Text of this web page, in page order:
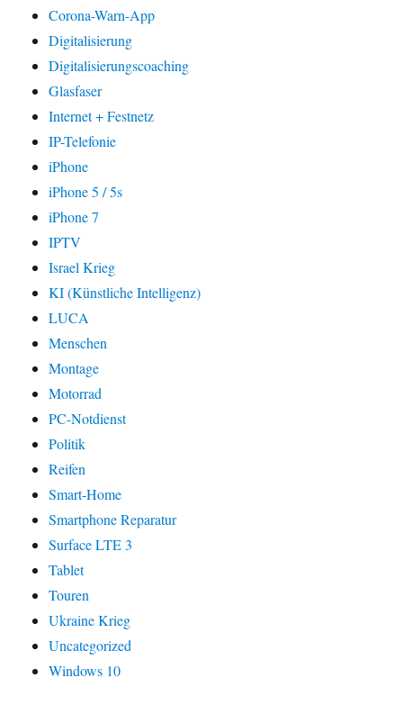
Corona-Warn-App
Digitalisierung
Digitalisierungscoaching
Glasfaser
Internet + Festnetz
IP-Telefonie
iPhone
iPhone 5 / 5s
iPhone 7
IPTV
Israel Krieg
KI (Künstliche Intelligenz)
LUCA
Menschen
Montage
Motorrad
PC-Notdienst
Politik
Reifen
Smart-Home
Smartphone Reparatur
Surface LTE 3
Tablet
Touren
Ukraine Krieg
Uncategorized
Windows 10